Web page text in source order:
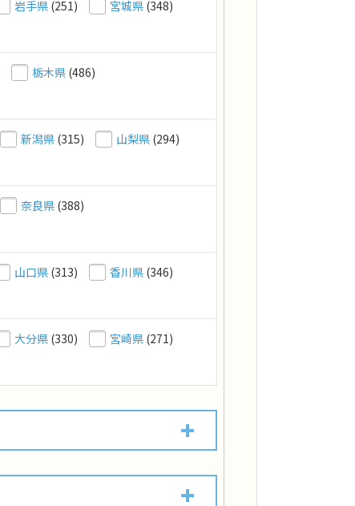
岩手県 (251) 宮城県 (348)
栃木県 (486)
新潟県 (315) 山梨県 (294)
奈良県 (388)
山口県 (313) 香川県 (346)
大分県 (330) 宮崎県 (271)